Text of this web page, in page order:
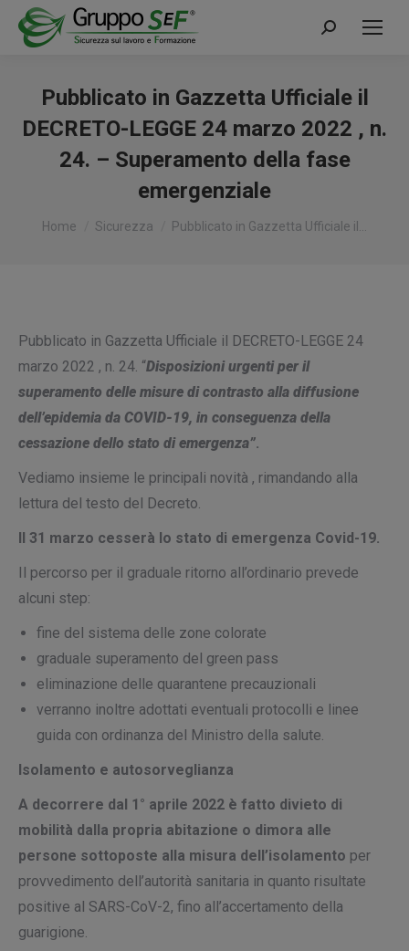
Cerca:
Pubblicato in Gazzetta Ufficiale il
DECRETO-LEGGE 24 marzo 2022 , n.
24. – Superamento della fase
emergenziale
Tu sei qui:
Home Sicurezza Pubblicato in Gazzetta Ufficiale il…
Pubblicato in Gazzetta Ufficiale il DECRETO-LEGGE 24
marzo 2022 , n. 24. “Disposizioni urgenti per il
superamento delle misure di contrasto alla diffusione
dell’epidemia da COVID-19, in conseguenza della
cessazione dello stato di emergenza”.
Vediamo insieme le principali novità , rimandando alla
lettura del testo del Decreto.
Il 31 marzo cesserà lo stato di emergenza Covid-19.
Il percorso per il graduale ritorno all’ordinario prevede
alcuni step:
fine del sistema delle zone colorate
graduale superamento del green pass
eliminazione delle quarantene precauzionali
verranno inoltre adottati eventuali protocolli e linee
guida con ordinanza del Ministro della salute.
Isolamento e autosorveglianza
A decorrere dal 1° aprile 2022 è fatto divieto di
mobilità dalla propria abitazione o dimora alle
persone sottoposte alla misura dell’isolamento per
provvedimento dell’autorità sanitaria in quanto risultate
positive al SARS-CoV-2, fino all’accertamento della
guarigione.